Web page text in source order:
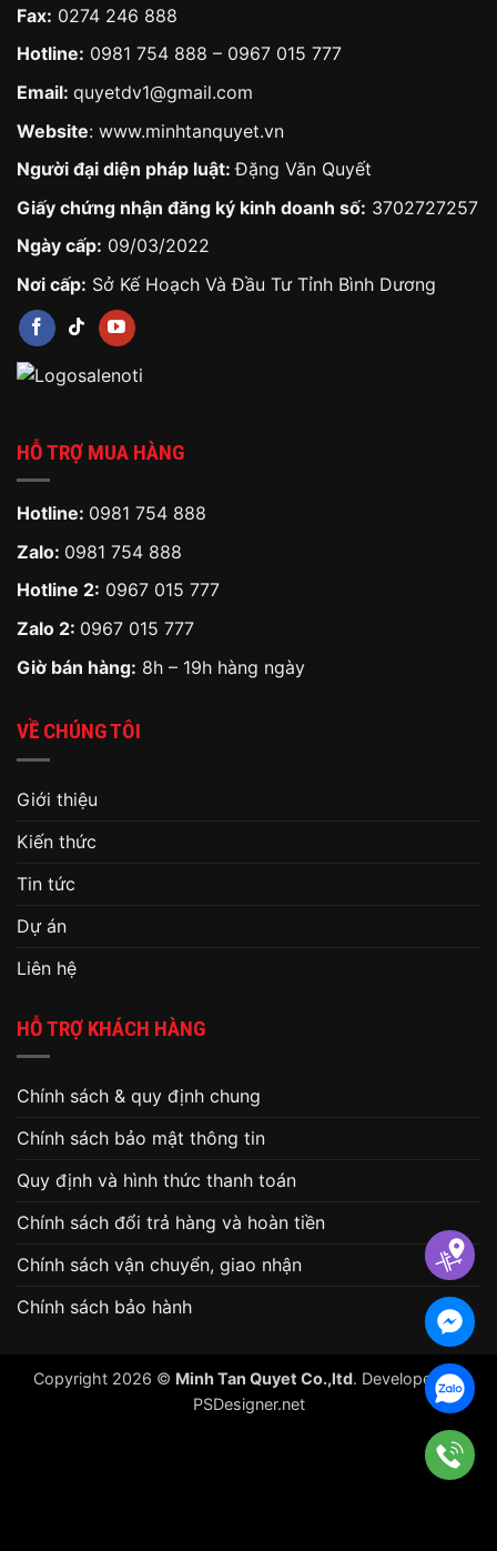
Fax: 0274 246 888
Hotline: 0981 754 888 – 0967 015 777
Email: quyetdv1@gmail.com
Website: www.minhtanquyet.vn
Người đại diện pháp luật:Đặng Văn Quyết
Giấy chứng nhận đăng ký kinh doanh số: 3702727257
Ngày cấp: 09/03/2022
Nơi cấp: Sở Kế Hoạch Và Đầu Tư Tỉnh Bình Dương
HỖ TRỢ MUA HÀNG
Hotline: 0981 754 888
Zalo: 0981 754 888
Hotline 2: 0967 015 777
Zalo 2: 0967 015 777
Giờ bán hàng: 8h – 19h hàng ngày
VỀ CHÚNG TÔI
Giới thiệu
Kiến thức
Tin tức
Dự án
Liên hệ
HỖ TRỢ KHÁCH HÀNG
Chính sách & quy định chung
Chính sách bảo mật thông tin
Quy định và hình thức thanh toán
Chính sách đổi trả hàng và hoàn tiền
Chính sách vận chuyển, giao nhận
Chính sách bảo hành
Copyright 2026 © Minh Tan Quyet Co.,ltd. Developed by
PSDesigner.net